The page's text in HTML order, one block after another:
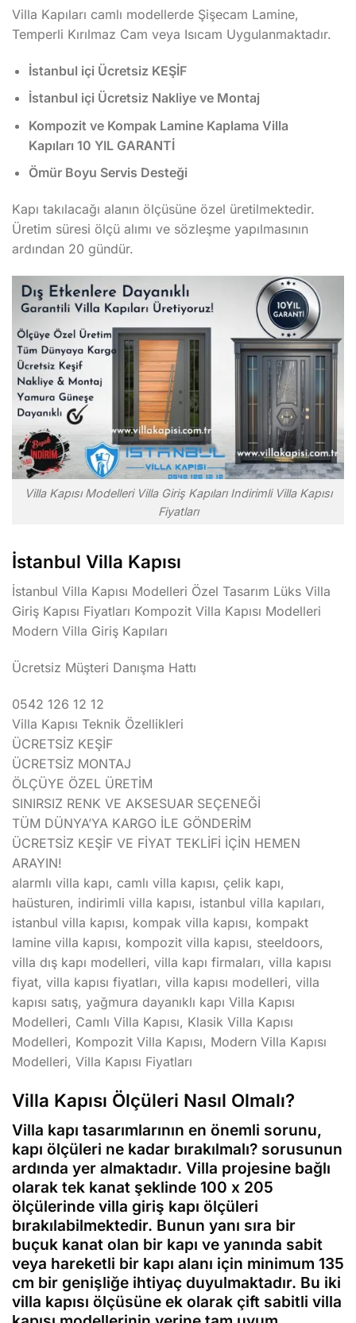
Villa Kapıları camlı modellerde Şişecam Lamine,
Temperli Kırılmaz Cam veya Isıcam Uygulanmaktadır.
İstanbul içi Ücretsiz KEŞİF
İstanbul içi Ücretsiz Nakliye ve Montaj
Kompozit ve Kompak Lamine Kaplama Villa
Kapıları 10 YIL GARANTİ
Ömür Boyu Servis Desteği
Kapı takılacağı alanın ölçüsüne özel üretilmektedir.
Üretim süresi ölçü alımı ve sözleşme yapılmasının
ardından 20 gündür.
Villa Kapısı Modelleri Villa Giriş Kapıları Indirimli Villa Kapısı
Fiyatları
İstanbul Villa Kapısı
İstanbul Villa Kapısı Modelleri Özel Tasarım Lüks Villa
Giriş Kapısı Fiyatları Kompozit Villa Kapısı Modelleri
Modern Villa Giriş Kapıları
Ücretsiz Müşteri Danışma Hattı
0542 126 12 12
Villa Kapısı Teknik Özellikleri
ÜCRETSİZ KEŞİF
ÜCRETSİZ MONTAJ
ÖLÇÜYE ÖZEL ÜRETİM
SINIRSIZ RENK VE AKSESUAR SEÇENEĞİ
TÜM DÜNYA’YA KARGO İLE GÖNDERİM
ÜCRETSİZ KEŞİF VE FİYAT TEKLİFİ İÇİN HEMEN
ARAYIN!
alarmlı villa kapı, camlı villa kapısı, çelik kapı,
haüsturen, indirimli villa kapısı, istanbul villa kapıları,
istanbul villa kapısı, kompak villa kapısı, kompakt
lamine villa kapısı, kompozit villa kapısı, steeldoors,
villa dış kapı modelleri, villa kapı firmaları, villa kapısı
fiyat, villa kapısı fiyatları, villa kapısı modelleri, villa
kapısı satış, yağmura dayanıklı kapı Villa Kapısı
Modelleri, Camlı Villa Kapısı, Klasik Villa Kapısı
Modelleri, Kompozit Villa Kapısı, Modern Villa Kapısı
Modelleri, Villa Kapısı Fiyatları
Villa Kapısı Ölçüleri Nasıl Olmalı?
Villa kapı tasarımlarının en önemli sorunu,
kapı ölçüleri ne kadar bırakılmalı? sorusunun
ardında yer almaktadır. Villa projesine bağlı
olarak tek kanat şeklinde 100 x 205
ölçülerinde villa giriş kapı ölçüleri
bırakılabilmektedir. Bunun yanı sıra bir
buçuk kanat olan bir kapı ve yanında sabit
veya hareketli bir kapı alanı için minimum 135
cm bir genişliğe ihtiyaç duyulmaktadır. Bu iki
villa kapısı ölçüsüne ek olarak çift sabitli villa